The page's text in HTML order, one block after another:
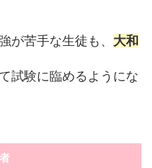
が苦手な生徒も、 大和
試験に臨めるようにな